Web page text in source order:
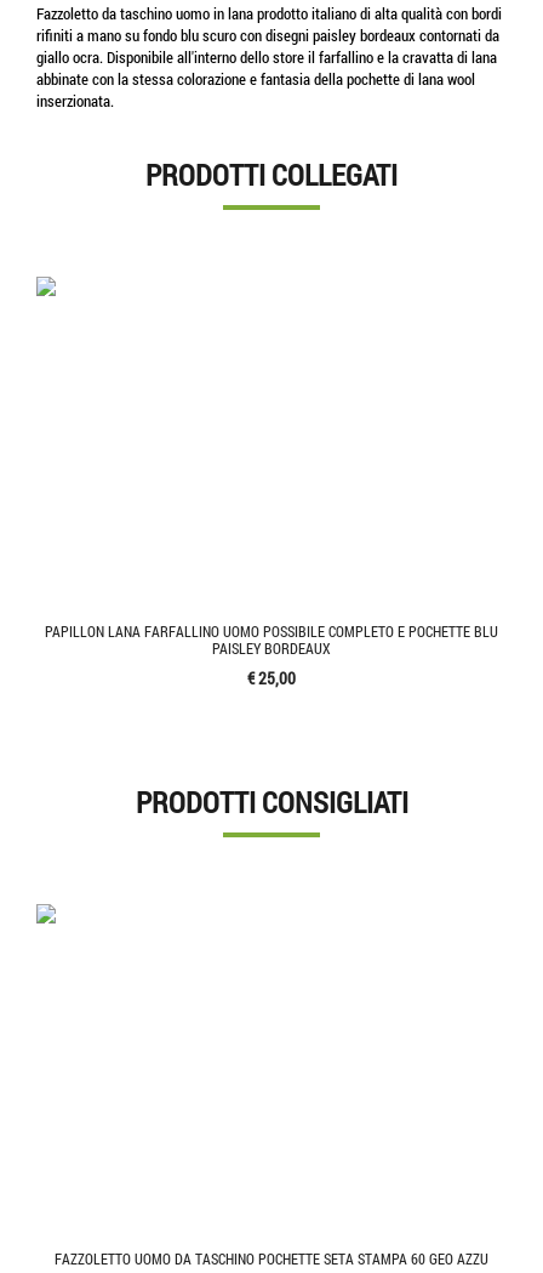
Fazzoletto da taschino uomo in lana prodotto italiano di alta qualità con bordi
rifiniti a mano su fondo blu scuro con disegni paisley bordeaux contornati da
giallo ocra. Disponibile all'interno dello store il farfallino e la cravatta di lana
abbinate con la stessa colorazione e fantasia della pochette di lana wool
inserzionata.
PRODOTTI COLLEGATI
PAPILLON LANA FARFALLINO UOMO POSSIBILE COMPLETO E POCHETTE BLU
PAISLEY BORDEAUX
€ 25,00
PRODOTTI CONSIGLIATI
FAZZOLETTO UOMO DA TASCHINO POCHETTE SETA STAMPA 60 GEO AZZU